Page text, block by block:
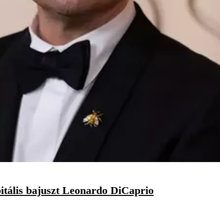
bajuszt Leonardo DiCaprio